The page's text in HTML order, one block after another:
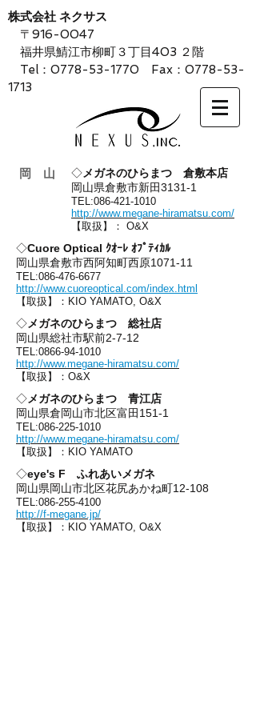
株式会社 ネクサス
〒916-0047
福井県鯖江市柳町３丁目403 ２階
Tel：0778-53-1770 Fax：0778-53-
1713
岡 山 ◇メガネのひらまつ 倉敷本店
岡山県倉敷市新田3131-1
TEL:086-421-1010
http://www.megane-hiramatsu.com/
【取扱】： O&X
◇Cuore Optical ｸｵｰﾚ ｵﾌﾟﾃｨｶﾙ
岡山県倉敷市西阿知町西原1071-11
TEL:086-476-6677
http://www.cuoreoptical.com/index.html
【取扱】：KIO YAMATO, O&X
◇メガネのひらまつ 総社店
岡山県総社市駅前2-7-12
TEL:0866-94-1010
http://www.megane-hiramatsu.com/
【取扱】：O&X
◇メガネのひらまつ 青江店
岡山県倉岡山市北区富田151-1
TEL:086-225-1010
http://www.megane-hiramatsu.com/
【取扱】：KIO YAMATO
◇eye's F ふれあいメガネ
岡山県岡山市北区花尻あかね町12-108
TEL:086-255-4100
http://f-megane.jp/
【取扱】：KIO YAMATO, O&X